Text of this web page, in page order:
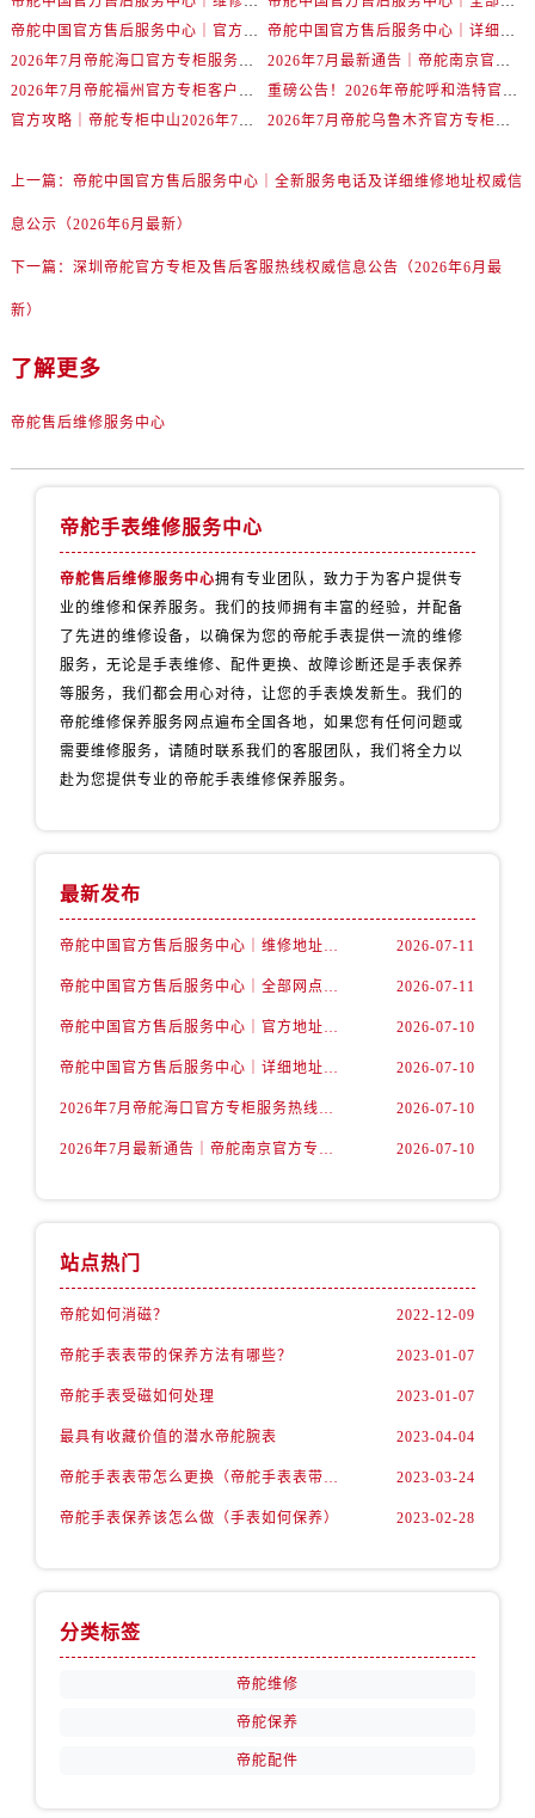
广东省广州市越秀区环市东路371-375号世界贸易中心大厦南塔15层1507室帝舵售后服务中心（需提前预约）
广东省河源市源城区越王大道帝舵售后服务中心（需提前预约）
广东省江门市蓬江区广场西路帝舵售后服务中心（需提前预约）
广东省茂名市电白区水东街道迎宾大道帝舵售后服务中心（需提前预约）
广东省汕头市龙湖区长平路帝舵售后服务中心（需提前预约）
河南省信阳市浉河区东方红大道帝舵售后服务中心（需提前预约）
帝舵中国官方售后服务中心｜官方地址与客服热线权威信息声明（2026年7月最新）
帝舵中国官方售后服务中心｜详细地址与24小时客服电话权威信息声明（2026年7月最新）
2026年7月帝舵海口官方专柜服务热线大全+客户咨询通道公开
2026年7月最新通告｜帝舵南京官方专柜服务热线一键获取攻略
2026年7月帝舵福州官方专柜客户服务热线全攻略｜权威信息汇总
重磅公告！2026年帝舵呼和浩特官方专柜客户服务电话全新上线
官方攻略｜帝舵专柜中山2026年7月最新客户服务电话及信息
2026年7月帝舵乌鲁木齐官方专柜服务指南，客户热线速查
上一篇： 帝舵中国官方售后服务中心｜全新服务电话及详细维修地址权威信
息公示（2026年6月最新）
下一篇： 深圳帝舵官方专柜及售后客服热线权威信息公告（2026年6月最
新）
了解更多
帝舵售后维修服务中心
帝舵手表维修服务中心
帝舵售后维修服务中心拥有专业团队，致力于为客户提供专
业的维修和保养服务。我们的技师拥有丰富的经验，并配备
了先进的维修设备，以确保为您的帝舵手表提供一流的维修
服务，无论是手表维修、配件更换、故障诊断还是手表保养
等服务，我们都会用心对待，让您的手表焕发新生。我们的
帝舵维修保养服务网点遍布全国各地，如果您有任何问题或
需要维修服务，请随时联系我们的客服团队，我们将全力以
赴为您提供专业的帝舵手表维修保养服务。
最新发布
帝舵中国官方售后服务中心｜维修地址及售后服务热线权威信息声明（2026年7月最新） 2026-07-11
帝舵中国官方售后服务中心｜全部网点地址及电话权威信息通告（2026年7月最新） 2026-07-11
帝舵中国官方售后服务中心｜官方地址与客服热线权威信息声明（2026年7月最新） 2026-07-10
帝舵中国官方售后服务中心｜详细地址与24小时客服电话权威信息声明（2026年7月最新） 2026-07-10
2026年7月帝舵海口官方专柜服务热线大全+客户咨询通道公开 2026-07-10
2026年7月最新通告｜帝舵南京官方专柜服务热线一键获取攻略 2026-07-10
站点热门
帝舵如何消磁？ 2022-12-09
帝舵手表表带的保养方法有哪些？ 2023-01-07
帝舵手表受磁如何处理 2023-01-07
最具有收藏价值的潜水帝舵腕表 2023-04-04
帝舵手表表带怎么更换（帝舵手表表带如何更换) 2023-03-24
帝舵手表保养该怎么做（手表如何保养） 2023-02-28
分类标签
帝舵维修
帝舵保养
帝舵配件